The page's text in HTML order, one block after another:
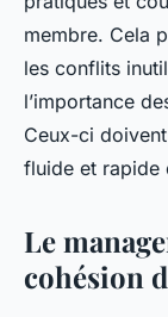
membre. Cela
les conflits
l’importance
Ceux-ci
fluide et rapide
Le
cohésion